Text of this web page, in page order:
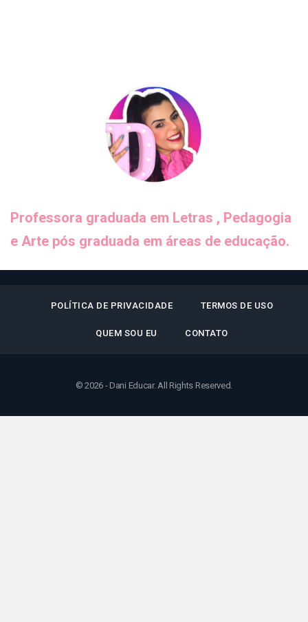
Professora graduada em Letras , Pedagogia
e Arte pós graduada em áreas de educação.
POLÍTICA DE PRIVACIDADE TERMOS DE USO
QUEM SOU EU CONTATO
© 2026 - Dani Educar. All Rights Reserved.